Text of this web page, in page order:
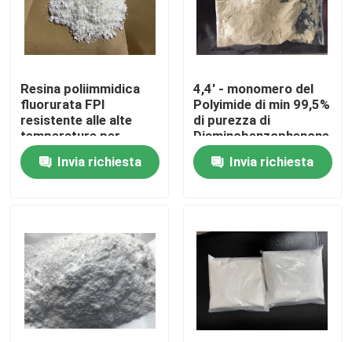
Casa
Prodotti
Circa noi
Giro della fabbrica
Resina poliimmidica
fluorurata FPI
resistente alle alte
temperature per
isolamento elettrico e
stabilità in ambienti
difficili
Invia richiesta
4,4' - monomero del
Polyimide di min 99,5%
di purezza di
Diaminobenzophenone
CAS 611-98-3
Invia richiesta